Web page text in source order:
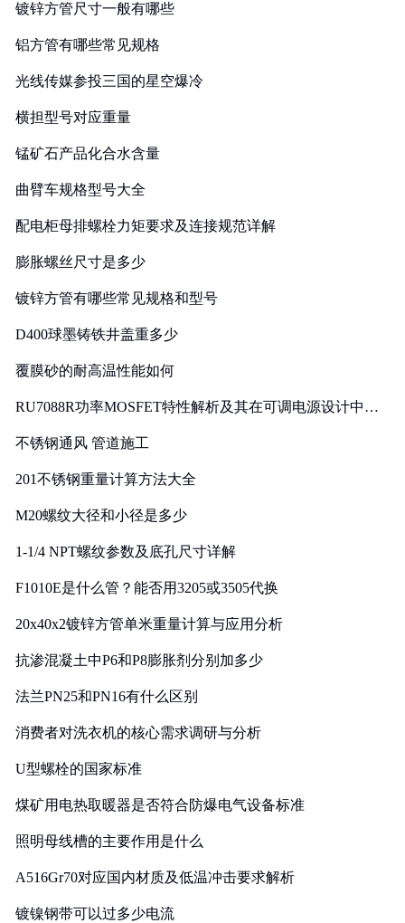
镀锌方管尺寸一般有哪些
铝方管有哪些常见规格
光线传媒参投三国的星空爆冷
横担型号对应重量
锰矿石产品化合水含量
曲臂车规格型号大全
配电柜母排螺栓力矩要求及连接规范详解
膨胀螺丝尺寸是多少
镀锌方管有哪些常见规格和型号
D400球墨铸铁井盖重多少
覆膜砂的耐高温性能如何
RU7088R功率MOSFET特性解析及其在可调电源设计中的
不锈钢通风 管道施工
201不锈钢重量计算方法大全
M20螺纹大径和小径是多少
1-1/4 NPT螺纹参数及底孔尺寸详解
F1010E是什么管？能否用3205或3505代换
20x40x2镀锌方管单米重量计算与应用分析
抗渗混凝土中P6和P8膨胀剂分别加多少
法兰PN25和PN16有什么区别
消费者对洗衣机的核心需求调研与分析
U型螺栓的国家标准
煤矿用电热取暖器是否符合防爆电气设备标准
照明母线槽的主要作用是什么
A516Gr70对应国内材质及低温冲击要求解析
镀镍钢带可以过多少电流